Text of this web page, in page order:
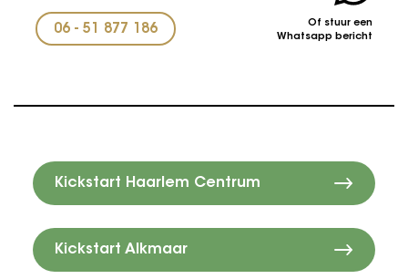
Of stuur een
Whatsapp bericht
06 - 51 877 186
Kickstart Haarlem Centrum
Kickstart Alkmaar